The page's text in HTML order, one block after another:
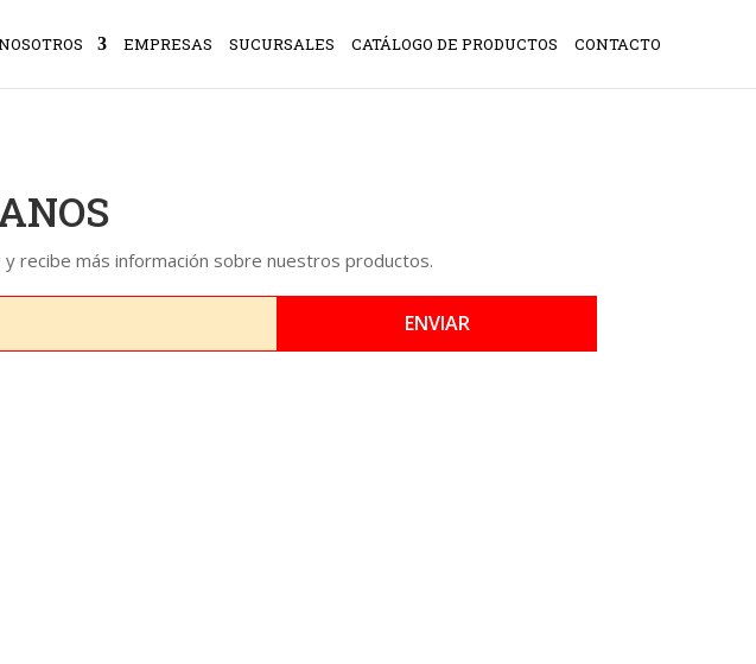
EMPRESAS SUCURSALES CATÁLOGO DE PRODUCTOS CONTACTO
recibe más información sobre nuestros productos.